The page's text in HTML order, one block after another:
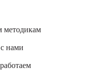
методикам
нами